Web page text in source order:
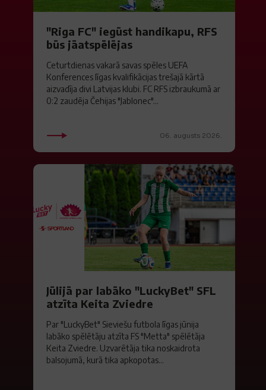
"Riga FC" iegūst handikapu, RFS
būs jāatspēlējas
Ceturtdienas vakarā savas spēles UEFA
Konferences līgas kvalifikācijas trešajā kārtā
aizvadīja divi Latvijas klubi. FC RFS izbraukumā ar
0:2 zaudēja Čehijas "Jablonec"...
06. augusts 2026.
Jūlijā par labāko "LuckyBet" SFL
atzīta Keita Zviedre
Par "LuckyBet" Sieviešu futbola līgas jūnija
labāko spēlētāju atzīta FS "Metta" spēlētāja
Keita Zviedre. Uzvarētāja tika noskaidrota
balsojumā, kurā tika apkopotas...